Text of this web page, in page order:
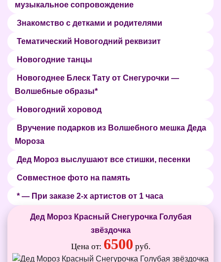
музыкальное сопровождение
Знакомство с детками и родителями
Тематический Новогодний реквизит
Новогодние танцы
Новогоднее Блеск Тату от Снегурочки —
Волшебные образы*
Новогодний хоровод
Вручение подарков из Волшебного мешка Деда
Мороза
Дед Мороз выслушают все стишки, песенки
Совместное фото на память
* — При заказе 2-х артистов от 1 часа
Дед Мороз Красный Снегурочка Голубая
звёздочка
Цена от: 6500 руб.